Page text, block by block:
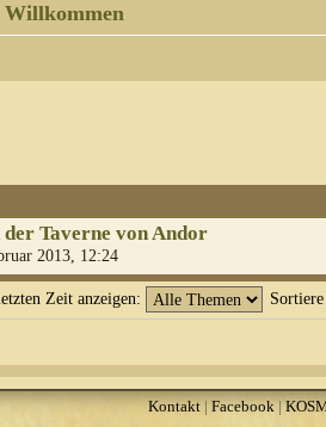
Willkommen
Taverne von Andor
2013, 12:24
Zeit anzeigen:
Kontakt|Facebook|